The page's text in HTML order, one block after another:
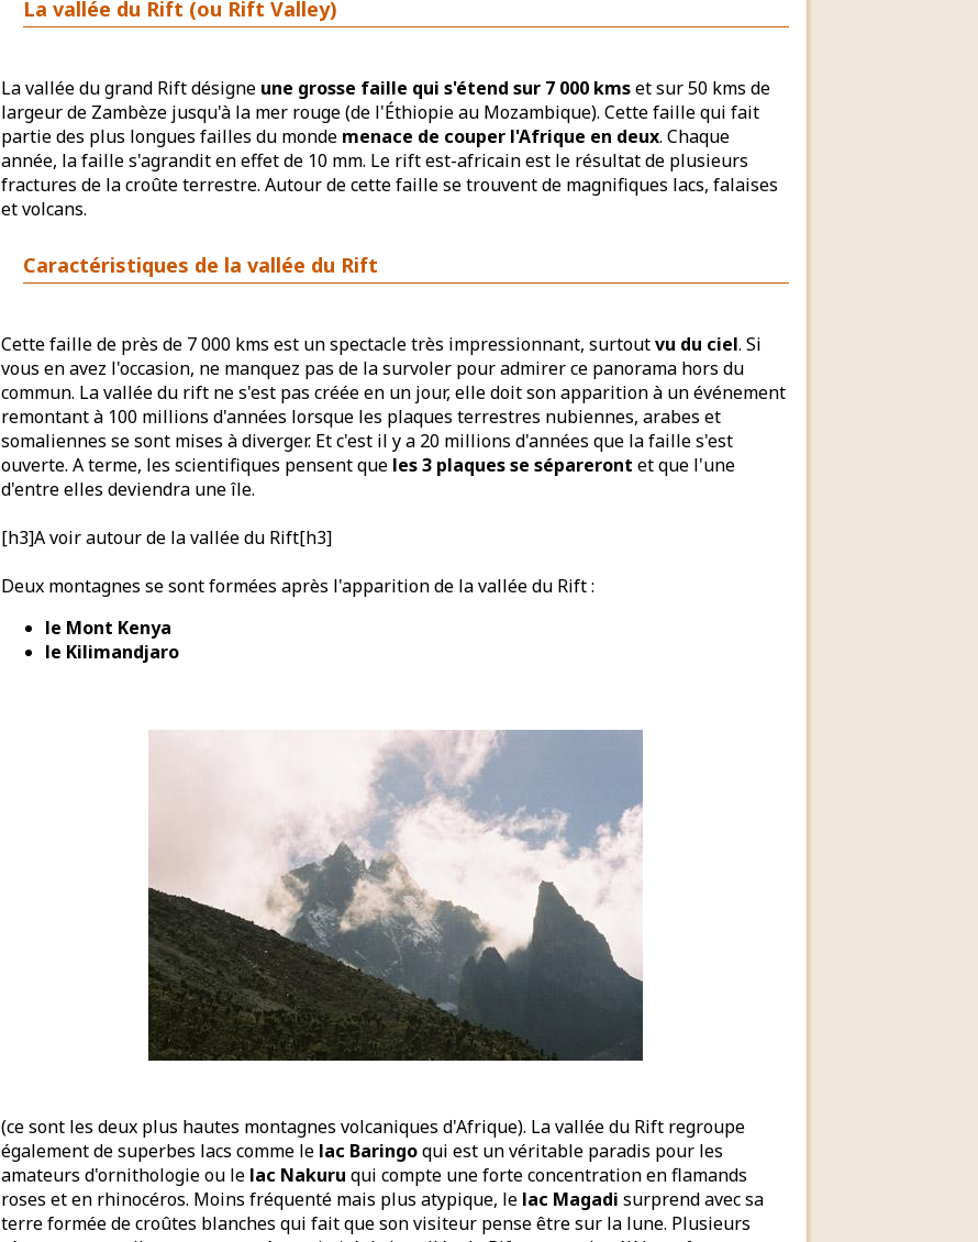
La vallée du Rift (ou Rift Valley)
La vallée du grand Rift désigne une grosse faille qui s'étend sur 7 000 kmset sur 50 kms de
largeur de Zambèze jusqu'à la mer rouge (de l'Éthiopie au Mozambique). Cette faille qui fait
partie des plus longues failles du monde menace de couper l'Afrique en deux. Chaque
année, la faille s'agrandit en effet de 10 mm. Le rift est-africain est le résultat de plusieurs
fractures de la croûte terrestre. Autour de cette faille se trouvent de magnifiques lacs, falaises
et volcans.
Caractéristiques de la vallée du Rift
Cette faille de près de 7 000 kms est un spectacle très impressionnant, surtoutvu du ciel. Si
vous en avez l'occasion, ne manquez pas de la survoler pour admirer ce panorama hors du
commun. La vallée du rift ne s'est pas créée en un jour, elle doit son apparition à un événement
remontant à 100 millions d'années lorsque les plaques terrestres nubiennes, arabes et
somaliennes se sont mises à diverger. Et c'est il y a 20 millions d'années que la faille s'est
ouverte. A terme, les scientifiques pensent que les 3 plaques se sépareront et que l'une
d'entre elles deviendra une île.
[h3]A voir autour de la vallée du Rift[h3]
Deux montagnes se sont formées après l'apparition de la vallée du Rift :
le Mont Kenya
le Kilimandjaro
(ce sont les deux plus hautes montagnes volcaniques d'Afrique). La vallée du Rift regroupe
également de superbes lacs comme le lac Baringoqui est un véritable paradis pour les
amateurs d'ornithologie ou le lac Nakuru qui compte une forte concentration en flamands
roses et en rhinocéros. Moins fréquenté mais plus atypique, le lac Magadi surprend avec sa
terre formée de croûtes blanches qui fait que son visiteur pense être sur la lune. Plusieurs